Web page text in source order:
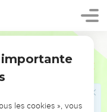
vers Séir jusqu'à
du mont Hermon.
et les fit mourir.
ces rois fut de
à l’exception
les cookies », vous